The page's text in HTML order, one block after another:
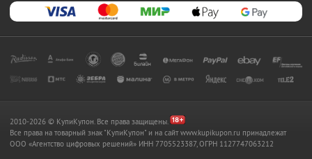
2010-2026 © КупиКупон. Все права защищены.
Все права на товарный знак "КупиКупон" и на сайт www.kupikupon.ru принадлежат
OOO «Агентство цифровых решений» ИНН 7705523387, ОГРН 1127747063212